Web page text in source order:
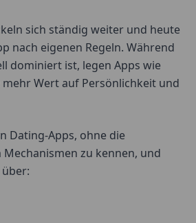
sich ständig weiter und heute
nach eigenen Regeln. Während
dominiert ist, legen Apps wie
Wert auf Persönlichkeit und
Dating-Apps, ohne die
zu kennen, und